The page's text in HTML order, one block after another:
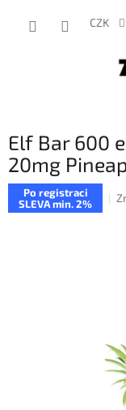
CZK
Elf Bar 600
20mg
Po registraci
SLEVA min. 2%